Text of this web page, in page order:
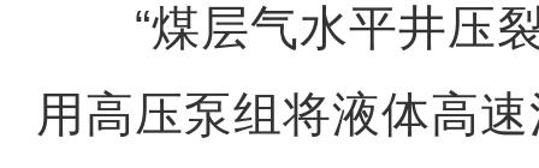
“煤层气水平井压裂
用高压泵组将液体高